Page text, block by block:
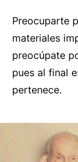
Preocuparte
materiales
preocúpate
pues al final
pertenece.